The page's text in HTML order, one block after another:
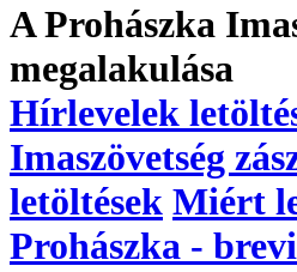
A Prohászka
megalakulása
Hírlevelek
Imaszövetség
letöltések Miért
Prohászka -